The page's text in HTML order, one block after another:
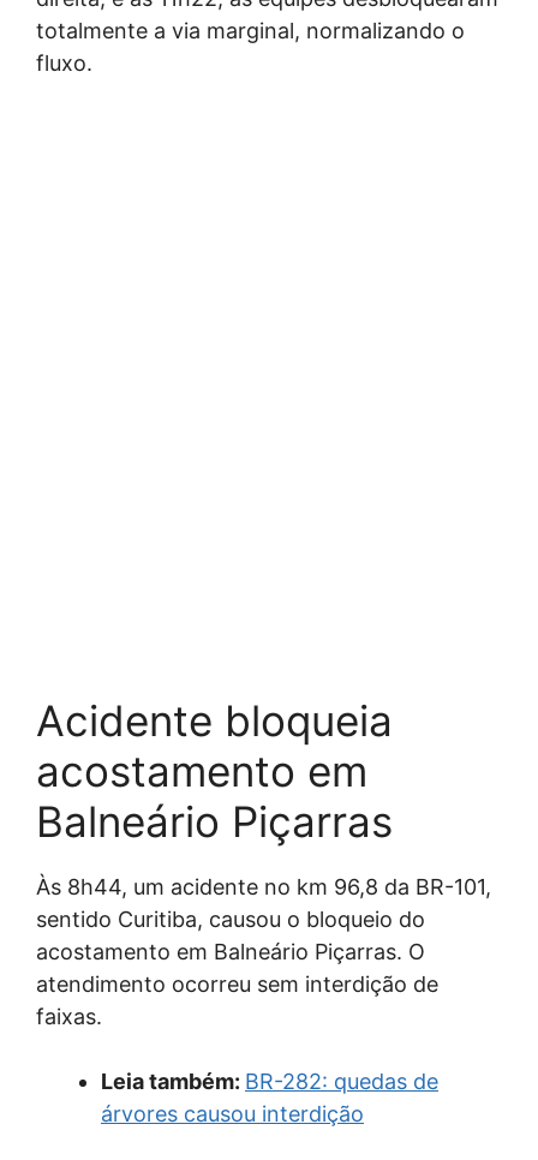
totalmente a via marginal, normalizando o
fluxo.
Acidente bloqueia
acostamento em
Balneário Piçarras
Às 8h44, um acidente no km 96,8 da BR-101,
sentido Curitiba, causou o bloqueio do
acostamento em Balneário Piçarras. O
atendimento ocorreu sem interdição de
faixas.
Leia também: BR-282: quedas de
árvores causou interdição